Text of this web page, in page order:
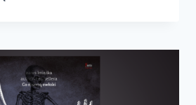
O
CIELE
WIEDZIELI
ŚREDNIOWIECZNI